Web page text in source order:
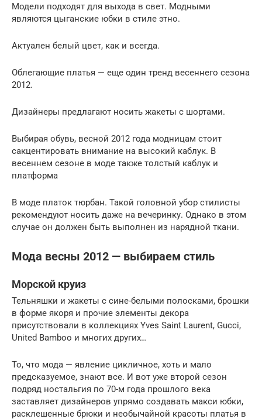
Модели подходят для выхода в свет. Модными
являются цыганские юбки в стиле этно.
Актуален белый цвет, как и всегда.
Облегающие платья — еще один тренд весеннего сезона
2012.
Дизайнеры предлагают носить жакеты с шортами.
Выбирая обувь, весной 2012 года модницам стоит
сакцентировать внимание на высокий каблук. В
весеннем сезоне в моде также толстый каблук и
платформа
В моде платок тюрбан. Такой головной убор стилисты
рекомендуют носить даже на вечеринку. Однако в этом
случае он должен быть выполнен из нарядной ткани.
Мода весны 2012 — выбираем стиль
Морской круиз
Тельняшки и жакеты с сине-белыми полосками, брошки
в форме якоря и прочие элементы декора
присутствовали в коллекциях Yves Saint Laurent, Gucci,
United Bamboo и многих других…
То, что мода — явление цикличное, хоть и мало
предсказуемое, знают все. И вот уже второй сезон
подряд ностальгия по 70-м года прошлого века
заставляет дизайнеров упрямо создавать макси юбки,
расклешенные брюки и необычайной красоты платья в